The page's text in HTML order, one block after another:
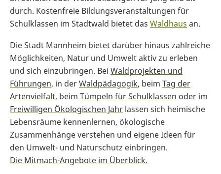
durch. Kostenfreie Bildungsveranstaltungen für
Schulklassen im Stadtwald bietet das Waldhaus an.
Die Stadt Mannheim bietet darüber hinaus zahlreiche
Möglichkeiten, Natur und Umwelt aktiv zu erleben
und sich einzubringen. Bei Waldprojekten und
Führungen, in derWaldpädagogik, beim Tag der
Artenvielfalt, beim Tümpeln für Schulklassen oder im
Freiwilligen Ökologischen Jahr lassen sich heimische
Lebensräume kennenlernen, ökologische
Zusammenhänge verstehen und eigene Ideen für
den Umwelt- und Naturschutz einbringen.
Die Mitmach-Angebote im Überblick.